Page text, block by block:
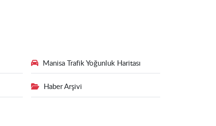
Manisa Trafik Yoğunluk Haritası
Haber Arşivi